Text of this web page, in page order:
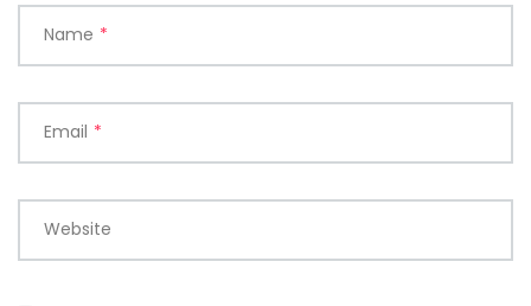
Name *
Email *
Website